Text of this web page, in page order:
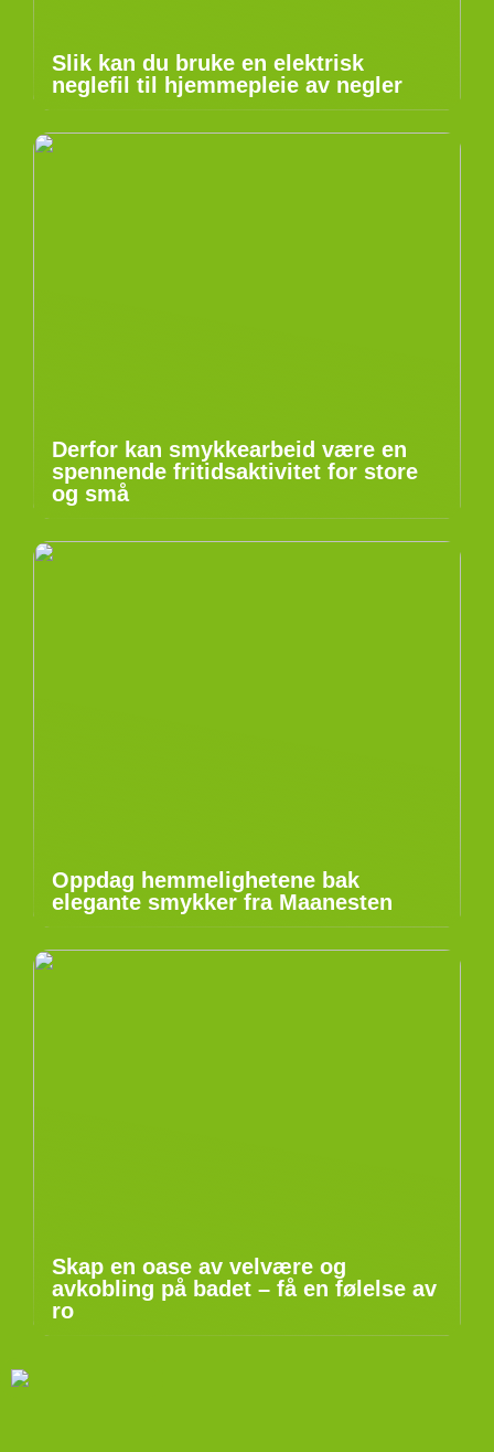
Slik kan du bruke en elektrisk
neglefil til hjemmepleie av negler
Derfor kan smykkearbeid være en
spennende fritidsaktivitet for store
og små
Oppdag hemmelighetene bak
elegante smykker fra Maanesten
Skap en oase av velvære og
avkobling på badet – få en følelse av
ro